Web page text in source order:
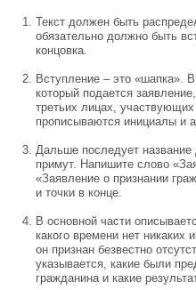
Текст должен быть
обязательно должно быть
концовка.
Вступление – это «шапка».
который подается
третьих лицах,
прописываются инициалы и
Дальше последует название
примут. Напишите слово
«Заявление о признании
и точки в конце.
В основной части
какого времени нет никаких
он признан безвестно
указывается, какие были
гражданина и какие